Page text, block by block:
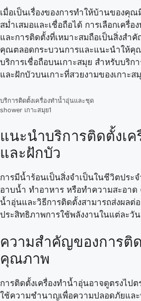
เมื่อเป็นเรื่องของการทำให้บ้านของคุ
สม่ำเสมอและเชื่อถือได้ การเลือกเครื่
และการติดตั้งที่เหมาะสมถือเป็นสิ่งสำ
คุณตลอดกระบวนการและแนะนำให้คุ
บริการเชื่อถือบนเกาะสมุย สำหรับบริก
และฝักบัวบนเกาะที่สวยงามของเกาะส
บริการติดตั้งเครื่องทำน้ำอุ่นและชุด
shower เกาะสมุย1
แนะนำบริการติดตั้งเ
และฝักบัว
การมีน้ำร้อนเป็นสิ่งจำเป็นในชีวิตประ
อาบน้ำ ทำอาหาร หรือทำความสะอาด
น้ำอุ่นและวิธีการติดตั้งสามารถส่งผลต่
ประสิทธิภาพการใช้พลังงานในแต่ละวั
ความสำคัญของการติ
คุณภาพ
การติดตั้งเครื่องทำน้ำอุ่นอาจดูตรงไป
ใช้ความชำนาญเพื่อความปลอดภัยและ